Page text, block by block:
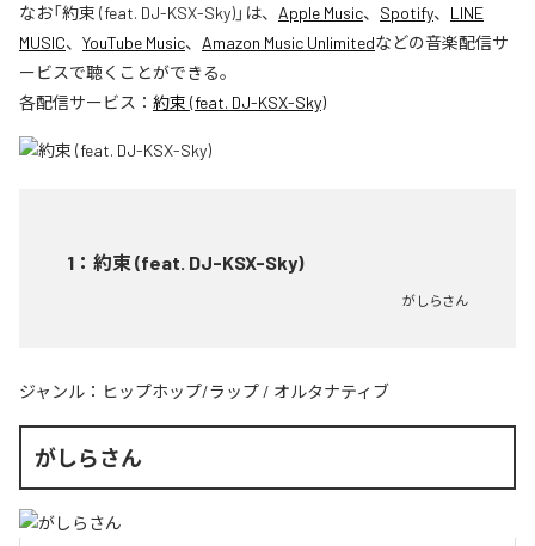
なお「約束 (feat. DJ-KSX-Sky)」は、 Apple Music、 Spotify、 LINE
MUSIC、 YouTube Music、 Amazon Music Unlimitedなどの音楽配信サ
ービスで聴くことができる。
各配信サービス： 約束 (feat. DJ-KSX-Sky)
1 ： 約束 (feat. DJ-KSX-Sky)
がしらさん
ジャンル： ヒップホップ/ラップ / オルタナティブ
がしらさん